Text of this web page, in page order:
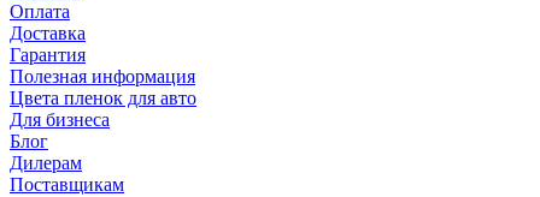
Оплата
Доставка
Гарантия
Полезная информация
Цвета пленок для авто
Для бизнеса
Блог
Дилерам
Поставщикам